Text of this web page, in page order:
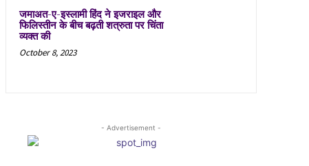
जमाअत-ए-इस्लामी हिंद ने इजराइल और
फिलिस्तीन के बीच बढ़ती शत्रुता पर चिंता
व्यक्त की
October 8, 2023
- Advertisement -